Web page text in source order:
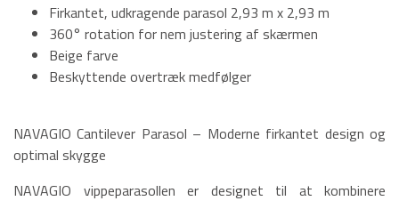
Firkantet, udkragende parasol 2,93 m x 2,93 m
360° rotation for nem justering af skærmen
Beige farve
Beskyttende overtræk medfølger
NAVAGIO Cantilever Parasol – Moderne firkantet design og
optimal skygge
NAVAGIO vippeparasollen er designet til at kombinere